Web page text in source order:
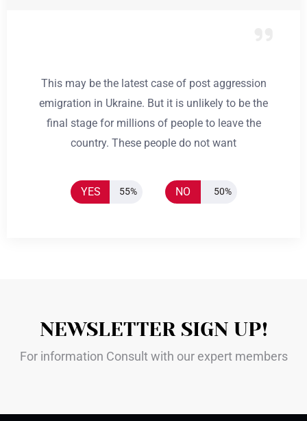
This may be the latest case of post aggression
emigration in Ukraine. But it is unlikely to be the
final stage for millions of people to leave the
country. These people do not want
YES 55% NO 50%
NEWSLETTER SIGN UP!
For information Consult with our expert members